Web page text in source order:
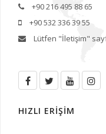
+90 216 495 88 65
+90 532 336 39 55
Lütfen "İletişim"
HIZLI ERİŞİM